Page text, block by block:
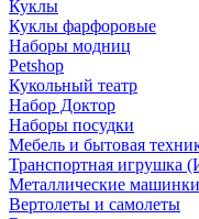
Куклы
Куклы фарфоровые
Наборы модниц
Petshop
Кукольный театр
Набор Доктор
Наборы посудки
Мебель и бытовая
Транспортная игрушка
Металлические машинки
Вертолеты и самолеты